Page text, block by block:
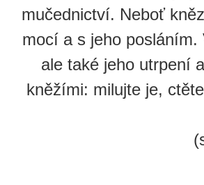
mučednictví. Neboť
mocí a s jeho
ale také jeho utrpení
kněžími: milujte je,